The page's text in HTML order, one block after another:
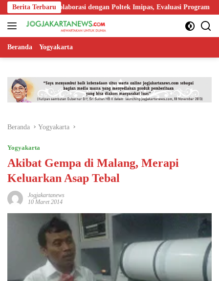
Langsung
ke
konten
Berita Terbaru
Kolaborasi dengan Poltek Imipas, Evaluasi Program Magang
Beranda Yogyakarta
Beranda Yogyakarta
Yogyakarta
Akibat Gempa di Malang, Merapi
Keluarkan Asap Tebal
Jogjakartanews
10 Maret 2014